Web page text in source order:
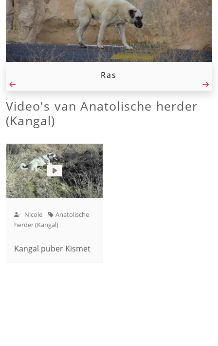
Ras
Video's vanAnatolische herder
(Kangal)
Nicole
Anatolische
herder (Kangal)
Kangal puber Kismet